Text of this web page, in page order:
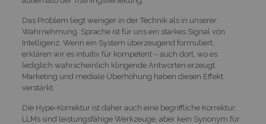
Das Problem liegt weniger in der Technik als in unserer
Wahrnehmung. Sprache ist für uns ein starkes Signal von
Intelligenz. Wenn ein System überzeugend formuliert,
erklären wir es intuitiv für kompetent – auch dort, wo es
lediglich wahrscheinlich klingende Antworten erzeugt.
Marketing und mediale Überhöhung haben diesen Effekt
verstärkt.
Die Hype-Korrektur ist daher auch eine begriffliche Korrektur:
LLMs sind leistungsfähige Werkzeuge, aber kein Synonym für